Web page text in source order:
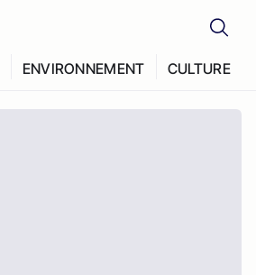
ENVIRONNEMENT CULTURE